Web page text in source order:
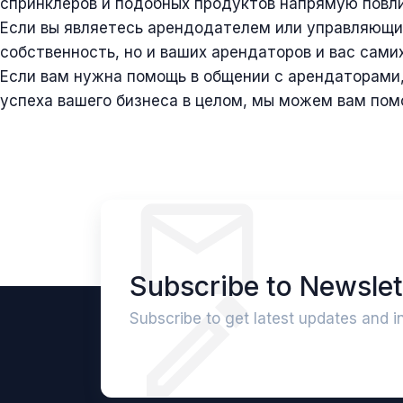
Если вы являетесь арендодателем или
собственность, но и ваших арендаторов и вас
Если вам нужна помощь в общении с
успеха вашего бизнеса в целом, мы можем вам
Subscribe to
Subscribe to get latest updates and